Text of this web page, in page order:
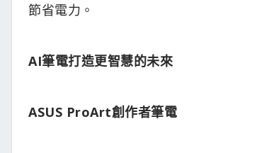
節省電力。
AI筆電打造更智慧的未來
ASUS ProArt創作者筆電